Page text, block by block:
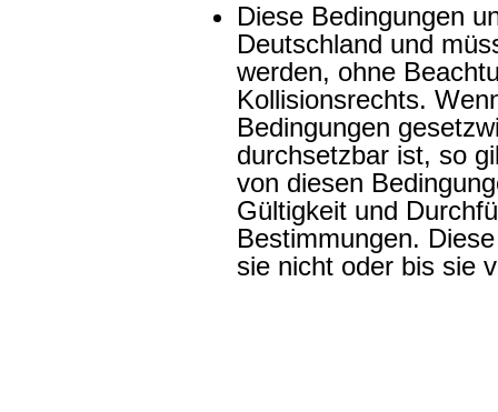
Diese Bedingungen
Deutschland und
werden, ohne
Kollisionsrechts.
Bedingungen
durchsetzbar ist, so
von diesen
Gültigkeit und
Bestimmungen.
sie nicht oder bis sie